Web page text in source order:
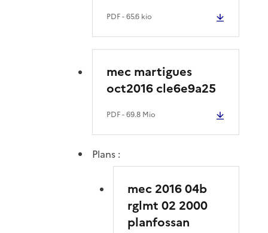
PDF- 65.6 kio
mec martigues
oct2016 cle6e9a25
PDF- 69.8 Mio
Plans :
mec 2016 04b
rglmt 02 2000
planfossan